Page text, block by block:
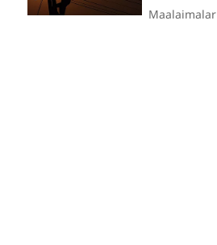
Maalaimalar